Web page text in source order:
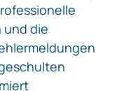
und die